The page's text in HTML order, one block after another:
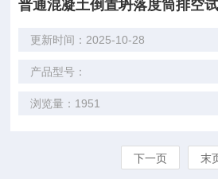
普通混凝土倒置坍落度筒排空
更新时间：2025-10-28
产品型号：
浏览量：1951
下一页 末